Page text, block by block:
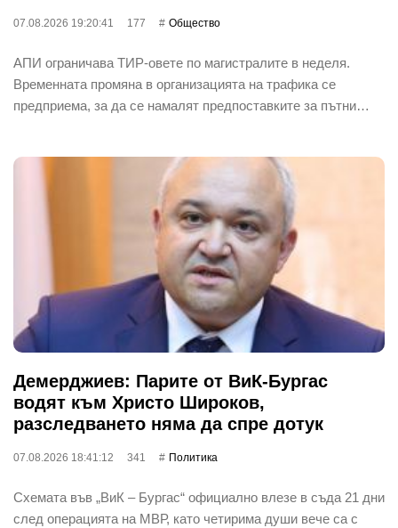
07.08.2026 19:20:41 177 Общество
АПИ ограничава ТИР-овете по магистралите в неделя.
Временната промяна в организацията на трафика се
предприема, за да се намалят предпоставките за пътни…
Демерджиев: Парите от ВиК-Бургас
водят към Христо Широков,
разследването няма да спре дотук
07.08.2026 18:41:12 341 Политика
Схемата във „ВиК – Бургас“ официално влезе в съда 21 дни
след операцията на МВР, като четирима души вече са с